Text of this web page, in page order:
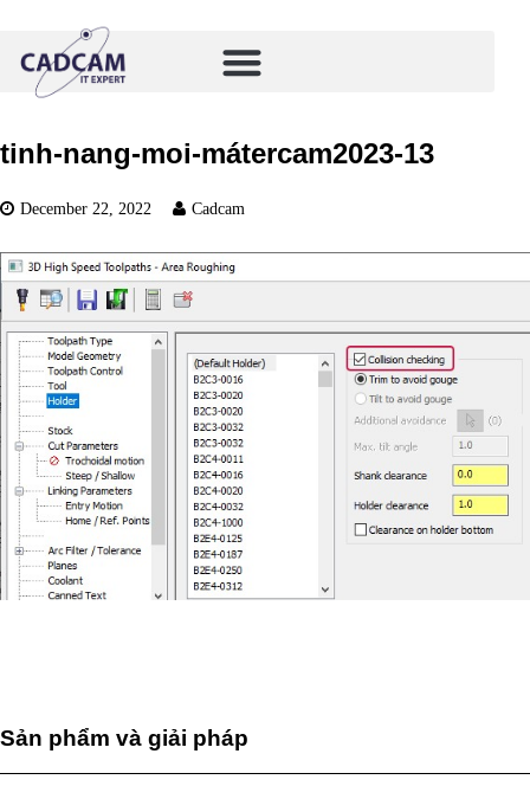
tinh-nang-moi-mátercam2023-13
December 22, 2022 Cadcam
Sản phẩm và giải pháp